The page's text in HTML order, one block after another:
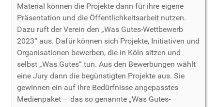
Material können die Projekte dann für ihre eigene
Präsentation und die Öffentlichkeitsarbeit nutzen.
Dazu ruft der Verein den „Was Gutes-Wettbewerb
2023“ aus. Dafür können sich Projekte, Initiativen und
Organisationen bewerben, die in Köln sitzen und
selbst „Was Gutes“ tun. Aus den Bewerbungen wählt
eine Jury dann die begünstigten Projekte aus. Sie
gewinnen ein auf ihre Bedürfnisse angepasstes
Medienpaket – das so genannte „Was Gutes-